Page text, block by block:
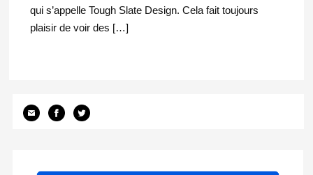
qui s’appelle Tough Slate Design. Cela fait toujours
plaisir de voir des […]